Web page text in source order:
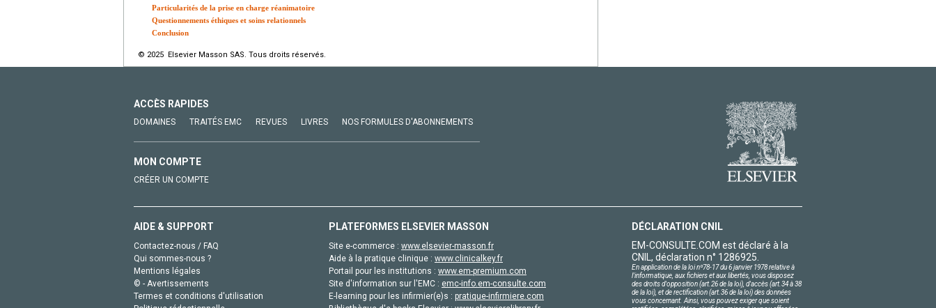
Particularités de la prise en charge réanimatoire
Questionnements éthiques et soins relationnels
Conclusion
© 2025 Elsevier Masson SAS. Tous droits réservés.
ACCÈS RAPIDES
DOMAINES TRAITÉS EMC REVUES LIVRES NOS FORMULES D'ABONNEMENTS
MON COMPTE
CRÉER UN COMPTE
AIDE & SUPPORT
Contactez-nous / FAQ
Qui sommes-nous ?
Mentions légales
© - Avertissements
Termes et conditions d'utilisation
PLATEFORMES ELSEVIER MASSON
Site e-commerce : www.elsevier-masson.fr
Aide à la pratique clinique : www.clinicalkey.fr
Portail pour les institutions : www.em-premium.com
Site d'information sur l'EMC : emc-info.em-consulte.com
E-learning pour les infirmier(e)s : pratique-infirmiere.com
DÉCLARATION CNIL
EM-CONSULTE.COM est déclaré à la
CNIL, déclaration n° 1286925.
En application de la loi nº78-17 du 6 janvier 1978 relative à
l'informatique, aux fichiers et aux libertés, vous disposez
des droits d'opposition (art.26 de la loi), d'accès (art.34 à 38
de la loi), et de rectification (art.36 de la loi) des données
vous concernant. Ainsi, vous pouvez exiger que soient